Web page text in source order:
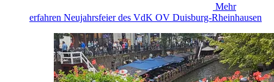
Mehr
erfahren Neujahrsfeier des VdK OV Duisburg-Rheinhausen